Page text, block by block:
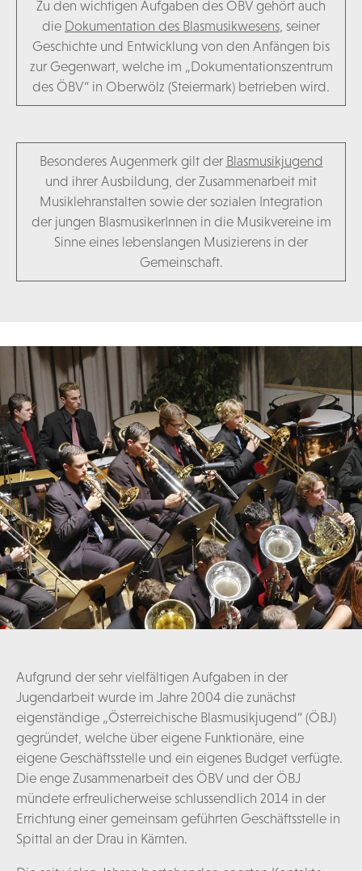
Zu den wichtigen Aufgaben des ÖBV gehört auch
die Dokumentation des Blasmusikwesens , seiner
Geschichte und Entwicklung von den Anfängen bis
zur Gegenwart, welche im „Dokumentationszentrum
des ÖBV“ in Oberwölz (Steiermark) betrieben wird.
Besonderes Augenmerk gilt der Blasmusikjugend
und ihrer Ausbildung, der Zusammenarbeit mit
Musiklehranstalten sowie der sozialen Integration
der jungen BlasmusikerInnen in die Musikvereine im
Sinne eines lebenslangen Musizierens in der
Gemeinschaft.
Aufgrund der sehr vielfältigen Aufgaben in der
Jugendarbeit wurde im Jahre 2004 die zunächst
eigenständige „Österreichische Blasmusikjugend“ (ÖBJ)
gegründet, welche über eigene Funktionäre, eine
eigene Geschäftsstelle und ein eigenes Budget verfügte.
Die enge Zusammenarbeit des ÖBV und der ÖBJ
mündete erfreulicherweise schlussendlich 2014 in der
Errichtung einer gemeinsam geführten Geschäftsstelle in
Spittal an der Drau in Kärnten.